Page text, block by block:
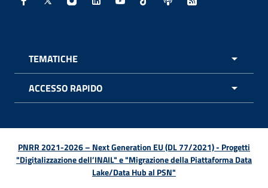
Facebook - Sito esterno - Apertura in nuova finestra
X - Sito esterno - Apertura in nuova finestra
Instagram - Sito esterno - Apertura in
Linkedin - Sito esterno - Apertura in
Youtube - Sito esterno -
TikTok - Sito esterno -
Spreaker - Sito
Feed RSS -
TEMATICHE
ACCESSO RAPIDO
PNRR 2021-2026 – Next Generation EU (DL 77/2021) - Progetti
"Digitalizzazione dell’INAIL" e "Migrazione della Piattaforma Data
Lake/Data Hub al PSN"